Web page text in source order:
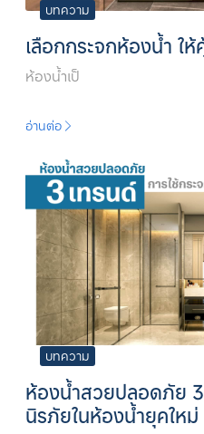
บทความ
เลือกกระจกห้องน้ำ ใ
ห้องน้ำเป็
อ่านต่อ
บทความ
ห้องน้ำสวยปลอดภัย 3
นิรภัยในห้องน้ำยุคใหม่